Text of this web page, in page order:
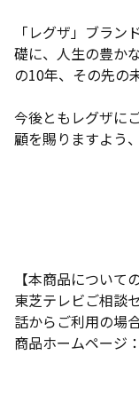
「レグザ」ブラン
礎に、人生の豊か
の10年、その先の
今後ともレグザに
顧を賜りますよう
【本商品について
東芝テレビご相談
話からご利用の場
商品ホームページ